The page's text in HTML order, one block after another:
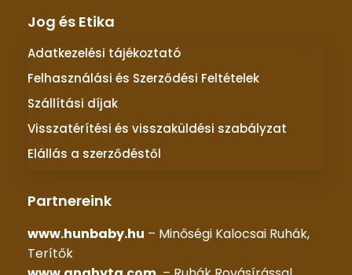
Jog és Etika
Adatkezelési tájékoztató
Felhasználási és Szerződési Feltételek
Szállítási díjak
Visszatérítési és visszaküldési szabályzat
Elállás a szerződéstől
Partnereink
www.hunbaby.hu – Minőségi Kalocsai Ruhák,
Terítők